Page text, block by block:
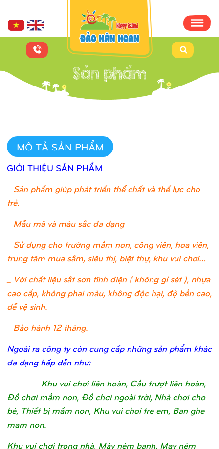
MÔ TẢ SẢN PHẨM
GIỚI THIỆU SẢN PHẨM
Sản phẩm giúp phát triển thể chất và thể lực cho
trẻ.
_ Mẫu mã và màu sắc đa dạng
_ Sử dụng cho trường mầm non, công viên, hoa viên,
trung tâm mua sắm, siêu thị, biệt thự, khu vui chơi…
_ Với chất liệu sắt sơn tĩnh điện ( không gỉ sét ), nhựa
cao cấp, không phai màu, không độc hại, độ bền cao,
dễ vệ sinh.
_ Bảo hành 12 tháng.
Ngoài ra công ty còn cung cấp những sản phẩm khác
đa dạng hấp dẫn như:
Khu vui chơi liên hoàn, Cầu trượt liên hoàn,
Đồ chơi mầm non, Đồ chơi ngoài trời, Nhà chơi cho
bé, Thiết bị mầm non, Khu vui choi tre em, Ban ghe
mam non.
Khu vui chơi trong nhà, Máy ném banh, May ném